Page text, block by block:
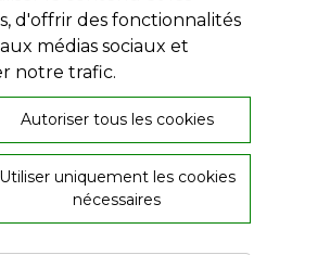
d'offrir des fonctionnalités
médias sociaux et
notre trafic.
Autoriser tous les cookies
Utiliser uniquement les cookies
nécessaires